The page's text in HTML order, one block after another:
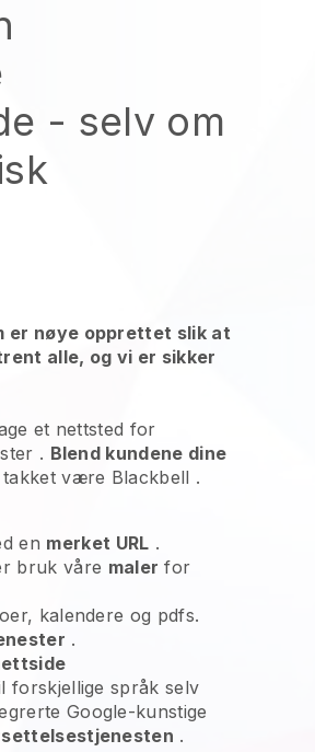
- selv om
er nøye opprettet slik at
alle, og vi er sikker
et nettsted for
. Blend kundene dine
takket være Blackbell .
en merket URL .
bruk våre maler for
kalendere og pdfs.
.
forskjellige språk selv
Google-kunstige
.